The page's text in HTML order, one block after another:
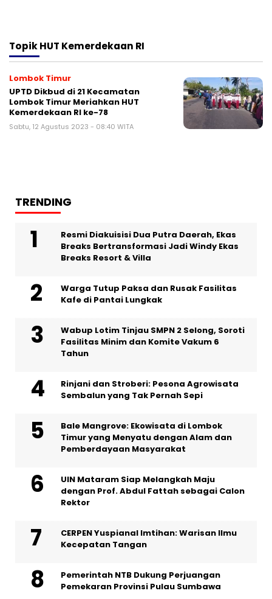
TopikHUT Kemerdekaan RI
Lombok Timur
UPTD Dikbud di 21 Kecamatan
Lombok Timur Meriahkan HUT
Kemerdekaan RI ke-78
Sabtu, 12 Agustus 2023 - 08:40 WITA
TRENDING
Resmi Diakuisisi Dua Putra Daerah, Ekas
Breaks Bertransformasi Jadi Windy Ekas
Breaks Resort & Villa
Warga Tutup Paksa dan Rusak Fasilitas
Kafe di Pantai Lungkak
Wabup Lotim Tinjau SMPN 2 Selong, Soroti
Fasilitas Minim dan Komite Vakum 6
Tahun
Rinjani dan Stroberi: Pesona Agrowisata
Sembalun yang Tak Pernah Sepi
Bale Mangrove: Ekowisata di Lombok
Timur yang Menyatu dengan Alam dan
Pemberdayaan Masyarakat
UIN Mataram Siap Melangkah Maju
dengan Prof. Abdul Fattah sebagai Calon
Rektor
CERPEN Yuspianal Imtihan: Warisan Ilmu
Kecepatan Tangan
Pemerintah NTB Dukung Perjuangan
Pemekaran Provinsi Pulau Sumbawa